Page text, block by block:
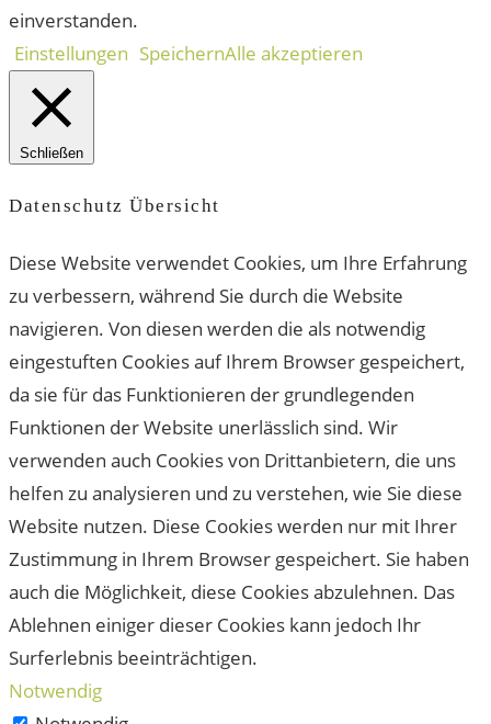
einverstanden.
Einstellungen SpeichernAlle akzeptieren
Schließen
Datenschutz Übersicht
Diese Website verwendet Cookies, um Ihre Erfahrung
zu verbessern, während Sie durch die Website
navigieren. Von diesen werden die als notwendig
eingestuften Cookies auf Ihrem Browser gespeichert,
da sie für das Funktionieren der grundlegenden
Funktionen der Website unerlässlich sind. Wir
verwenden auch Cookies von Drittanbietern, die uns
helfen zu analysieren und zu verstehen, wie Sie diese
Website nutzen. Diese Cookies werden nur mit Ihrer
Zustimmung in Ihrem Browser gespeichert. Sie haben
auch die Möglichkeit, diese Cookies abzulehnen. Das
Ablehnen einiger dieser Cookies kann jedoch Ihr
Surferlebnis beeinträchtigen.
Notwendig